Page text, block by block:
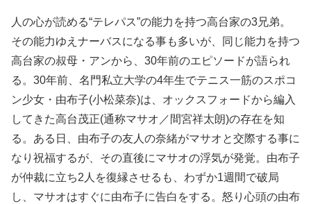
人の心が読める“テレパス”の能力を持つ高台家の3兄弟。
その能力ゆえナーバスになる事も多いが、同じ能力を持つ
高台家の叔母・アンから、30年前のエピソードが語られ
る。30年前、名門私立大学の4年生でテニス一筋のスポコ
ン少女・由布子(小松菜奈)は、オックスフォードから編入
してきた高台茂正(通称マサオ／間宮祥太朗)の存在を知
る。ある日、由布子の友人の奈緒がマサオと交際する事に
なり祝福するが、その直後にマサオの浮気が発覚。由布子
が仲裁に立ち2人を復縁させるも、わずか1週間で破局
し、マサオはすぐに由布子に告白をする。怒り心頭の由布